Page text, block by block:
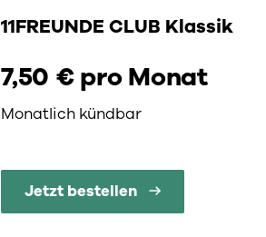
11FREUNDE CLUB Klassik
7,50 € pro Monat
Monatlich kündbar
Jetzt bestellen